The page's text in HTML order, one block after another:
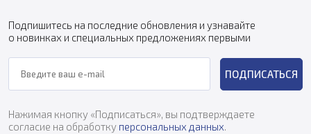
Подпишитесь на последние обновления и узнавайте
о новинках и специальных предложениях первыми
ПОДПИСАТЬСЯ
Нажимая кнопку «Подписаться», вы подтверждаете
согласие на обработку персональных данных.